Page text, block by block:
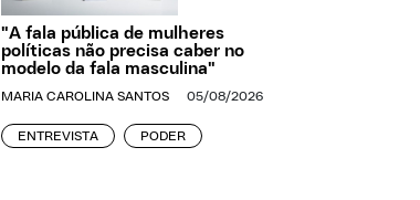
"A fala pública de mulheres
políticas não precisa caber no
modelo da fala masculina"
MARIA CAROLINA SANTOS 05/08/2026
ENTREVISTA PODER